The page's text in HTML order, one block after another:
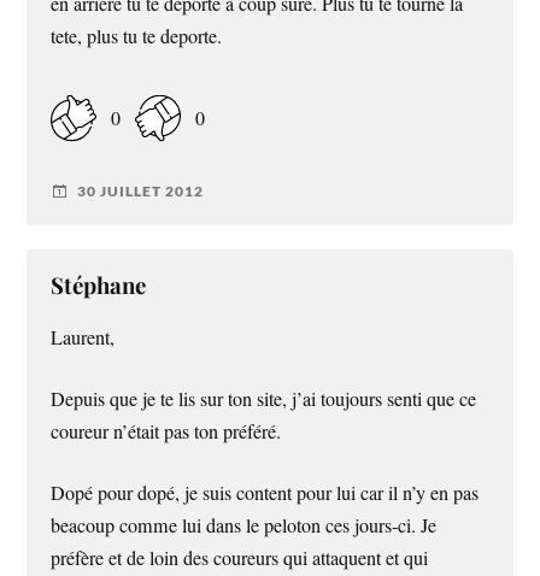
tete, plus tu te deporte.
0 0
30 JUILLET 2012
Stéphane
Laurent,
Depuis que je te lis sur ton site, j’ai toujours senti que ce
coureur n’était pas ton préféré.
Dopé pour dopé, je suis content pour lui car il n’y en pas
beacoup comme lui dans le peloton ces jours-ci. Je
préfère et de loin des coureurs qui attaquent et qui